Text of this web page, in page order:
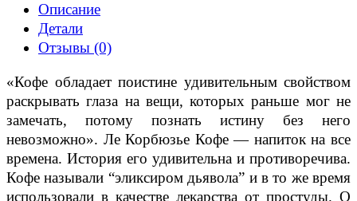
Описание
Детали
Отзывы (0)
«Кофе обладает поистине удивительным свойством
раскрывать глаза на вещи, которых раньше мог не
замечать, потому познать истину без него
невозможно». Ле Корбюзье Кофе — напиток на все
времена. История его удивительна и противоречива.
Кофе называли “эликсиром дьявола” и в то же время
использовали в качестве лекарства от простуды. О